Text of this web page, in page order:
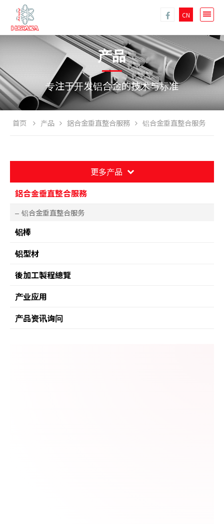
CN
产品
专注于开发铝合金的技术与标准
首页 产品 鋁合金垂直整合服務 铝合金垂直整合服务
更多产品
鋁合金垂直整合服務
铝合金垂直整合服务
铝棒
铝型材
後加工製程總覽
产业应用
产品资讯询问